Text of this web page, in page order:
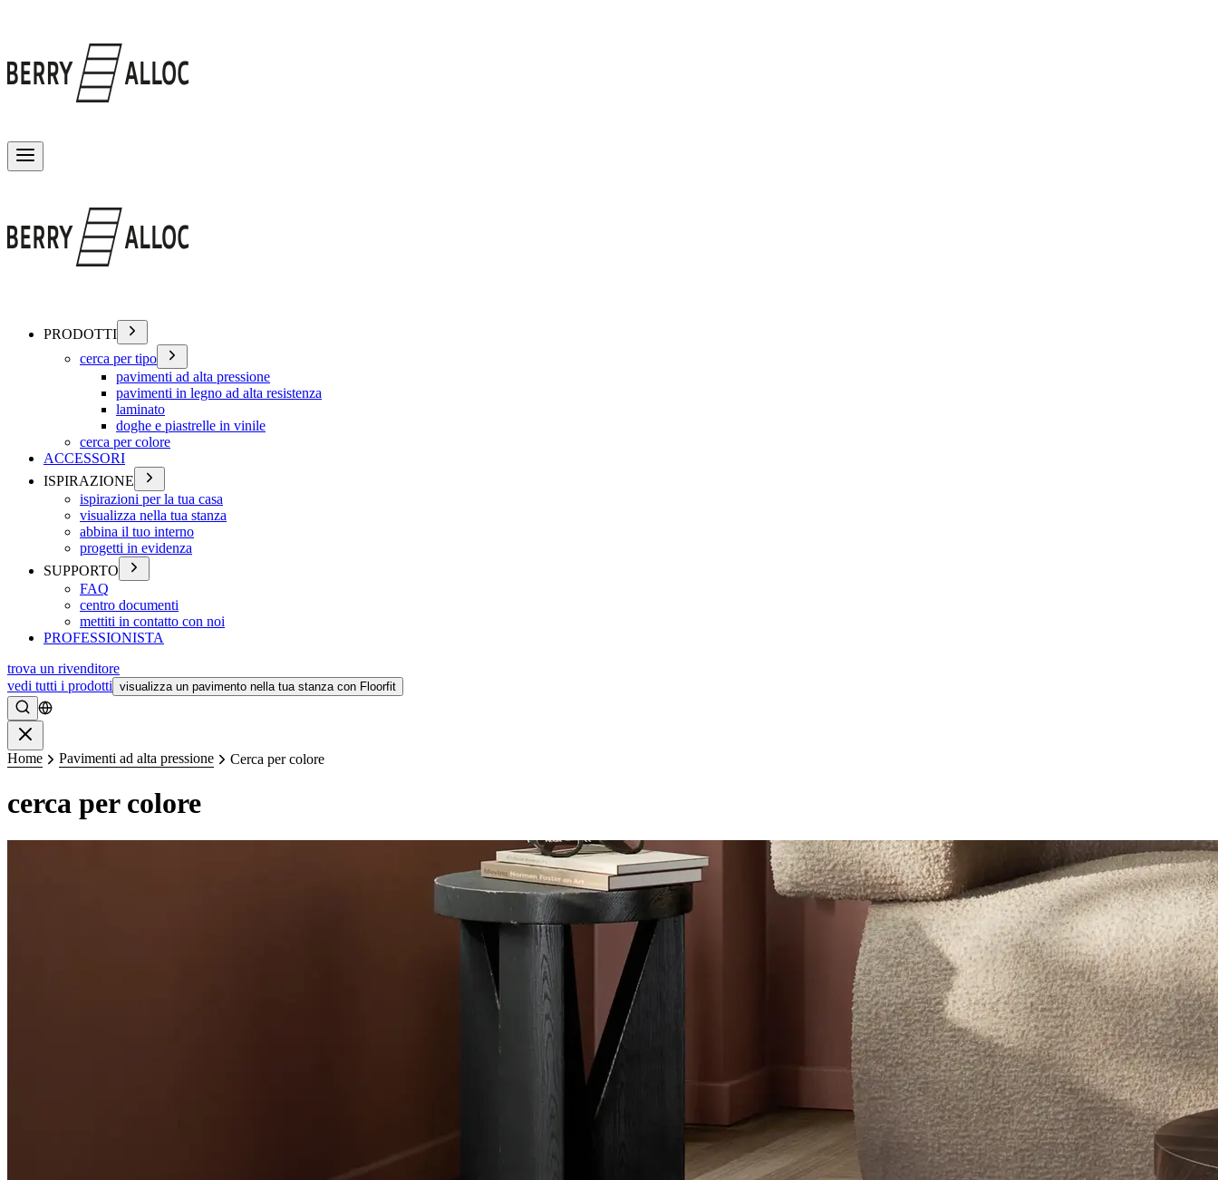
PRODOTTI
cerca per tipo
pavimenti ad alta pressione
pavimenti in legno ad alta resistenza
laminato
doghe e piastrelle in vinile
cerca per colore
ACCESSORI
ISPIRAZIONE
ispirazioni per la tua casa
visualizza nella tua stanza
abbina il tuo interno
progetti in evidenza
SUPPORTO
FAQ
centro documenti
mettiti in contatto con noi
PROFESSIONISTA
trova un rivenditore
vedi tutti i prodotti visualizza un pavimento nella tua stanza con Floorfit
Ricerca
Home Pavimenti ad alta pressione Cerca per colore
cerca per colore